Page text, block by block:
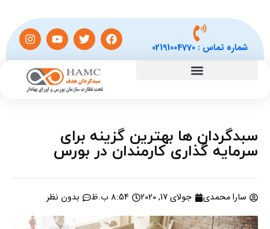
شماره تماس :02191004770
سبدگردان ها بهترین گزینه برای
سرمایه گذاری کارمندان در بورس
سارا محمدی جولای 17, 2020 8:54 ب.ظ بدون نظر